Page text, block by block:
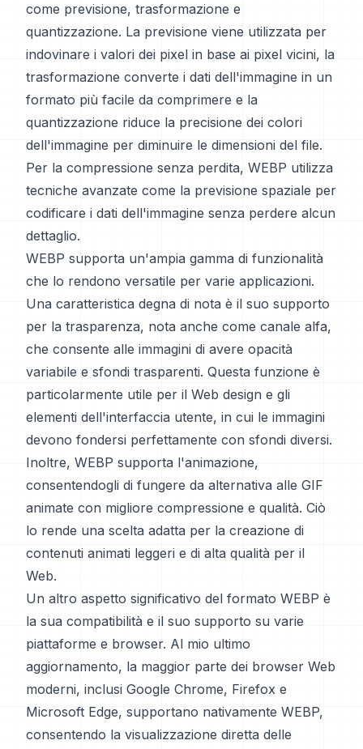
come previsione, trasformazione e
quantizzazione. La previsione viene utilizzata per
indovinare i valori dei pixel in base ai pixel vicini, la
trasformazione converte i dati dell'immagine in un
formato più facile da comprimere e la
quantizzazione riduce la precisione dei colori
dell'immagine per diminuire le dimensioni del file.
Per la compressione senza perdita, WEBP utilizza
tecniche avanzate come la previsione spaziale per
codificare i dati dell'immagine senza perdere alcun
dettaglio.
WEBP supporta un'ampia gamma di funzionalità
che lo rendono versatile per varie applicazioni.
Una caratteristica degna di nota è il suo supporto
per la trasparenza, nota anche come canale alfa,
che consente alle immagini di avere opacità
variabile e sfondi trasparenti. Questa funzione è
particolarmente utile per il Web design e gli
elementi dell'interfaccia utente, in cui le immagini
devono fondersi perfettamente con sfondi diversi.
Inoltre, WEBP supporta l'animazione,
consentendogli di fungere da alternativa alle GIF
animate con migliore compressione e qualità. Ciò
lo rende una scelta adatta per la creazione di
contenuti animati leggeri e di alta qualità per il
Web.
Un altro aspetto significativo del formato WEBP è
la sua compatibilità e il suo supporto su varie
piattaforme e browser. Al mio ultimo
aggiornamento, la maggior parte dei browser Web
moderni, inclusi Google Chrome, Firefox e
Microsoft Edge, supportano nativamente WEBP,
consentendo la visualizzazione diretta delle